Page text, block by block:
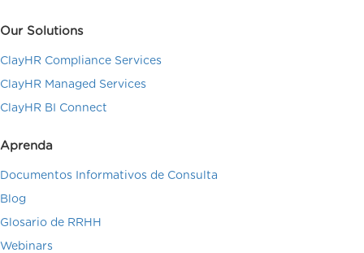
Our Solutions
ClayHR Compliance Services
ClayHR Managed Services
ClayHR BI Connect
Aprenda
Documentos Informativos de Consulta
Blog
Glosario de RRHH
Webinars